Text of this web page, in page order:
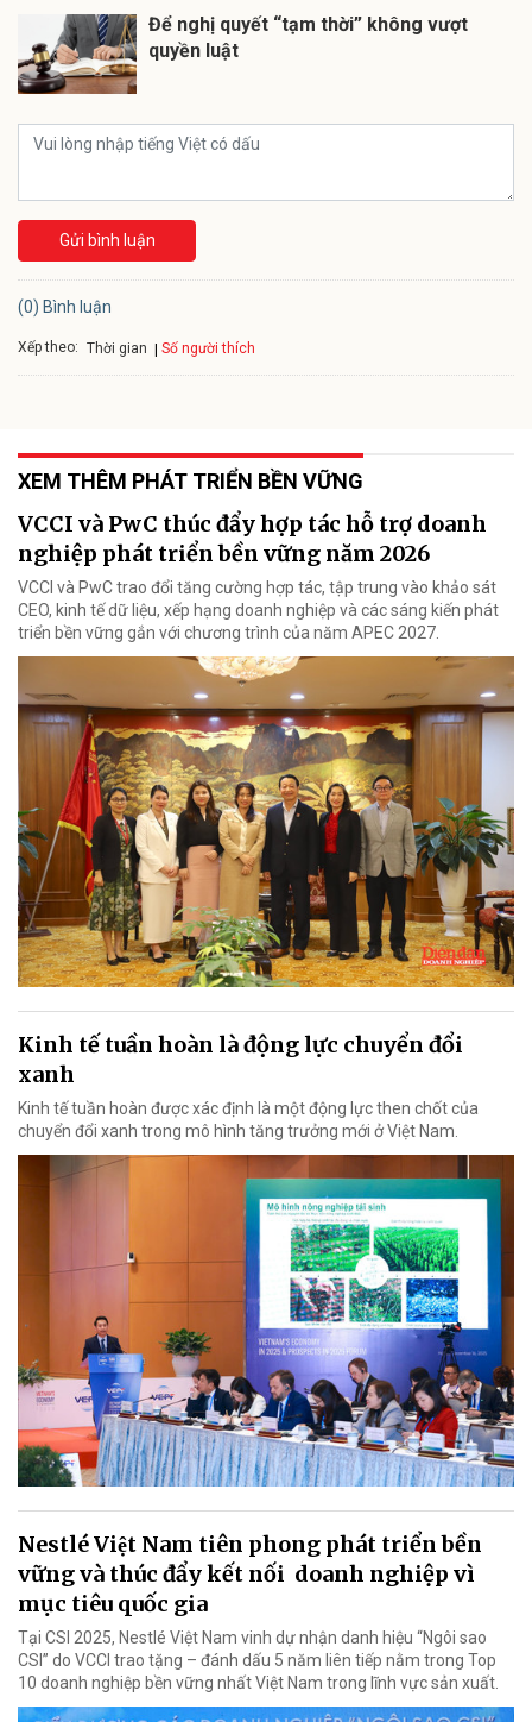
Để nghị quyết “tạm thời” không vượt
quyền luật
Gửi bình luận
(0) Bình luận
Xếp theo: Thời gian Số người thích
XEM THÊM PHÁT TRIỂN BỀN VỮNG
VCCI và PwC thúc đẩy hợp tác hỗ trợ doanh
nghiệp phát triển bền vững năm 2026
VCCI và PwC trao đổi tăng cường hợp tác, tập trung vào khảo sát
CEO, kinh tế dữ liệu, xếp hạng doanh nghiệp và các sáng kiến phát
triển bền vững gắn với chương trình của năm APEC 2027.
Kinh tế tuần hoàn là động lực chuyển đổi
xanh
Kinh tế tuần hoàn được xác định là một động lực then chốt của
chuyển đổi xanh trong mô hình tăng trưởng mới ở Việt Nam.
Nestlé Việt Nam tiên phong phát triển bền
vững và thúc đẩy kết nối doanh nghiệp vì
mục tiêu quốc gia
Tại CSI 2025, Nestlé Việt Nam vinh dự nhận danh hiệu “Ngôi sao
CSI” do VCCI trao tặng – đánh dấu 5 năm liên tiếp nằm trong Top
10 doanh nghiệp bền vững nhất Việt Nam trong lĩnh vực sản xuất.